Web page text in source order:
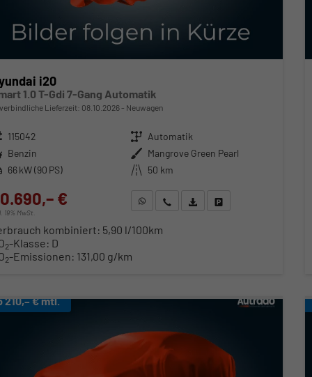
i20
1.0 T-Gdi 7-Gang Automatik
Lieferzeit: 08.10.2026 Neuwagen
115042 Getriebe Automatik
Benzin Außenfarbe Mangrove Green Pearl
66 kW (90 PS) Kilometerstand 50 km
€
19% MwSt.
WhatsApp anfragen
Wir rufen Sie anFahrzeugexposé (PDF)
kombiniert: 5,90 l/100km
2-Klasse: D
2-Emissionen: 131,00 g/km
210,– € mtl.